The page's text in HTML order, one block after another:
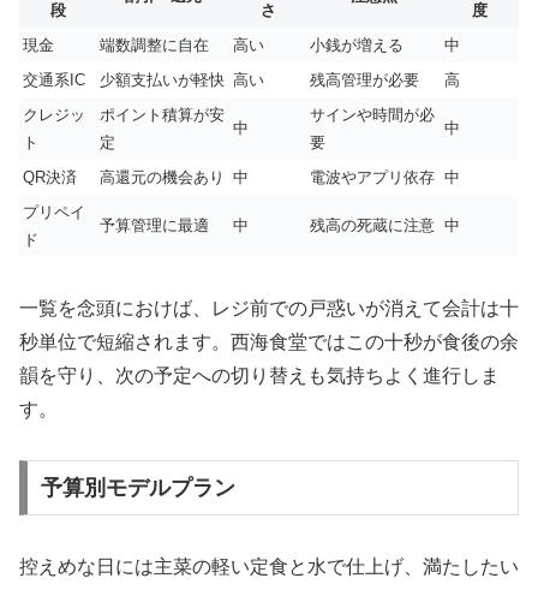
段
さ
度
現金
端数調整に自在 高い 小銭が増える
中
交通系IC
少額支払いが軽快 高い 残高管理が必要
高
クレジッ
ト
ポイント積算が安
定
中
サインや時間が必
要
中
QR決済 高還元の機会あり 中 電波やアプリ依存 中
プリペイ
ド
予算管理に最適 中 残高の死蔵に注意 中
一覧を念頭におけば、レジ前での戸惑いが消えて会計は十
秒単位で短縮されます。西海食堂ではこの十秒が食後の余
韻を守り、次の予定への切り替えも気持ちよく進行しま
す。
予算別モデルプラン
控えめな日には主菜の軽い定食と水で仕上げ、満たしたい